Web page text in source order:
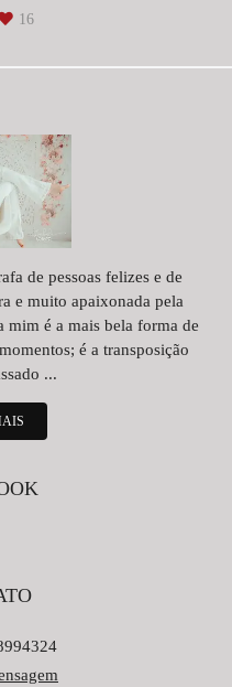
16
de pessoas felizes e de
e muito apaixonada pela
é a mais bela forma de
é a transposição
...